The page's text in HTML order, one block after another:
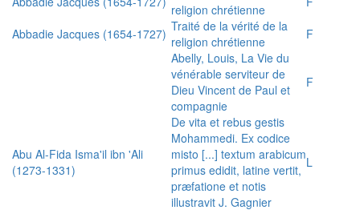
religion chrétienne
Abbadie Jacques (1654-1727) Traité de la vérité de la
religion chrétienne
F
Abelly, Louis, La Vie du
vénérable serviteur de
Dieu Vincent de Paul et
compagnie
F
Abu Al-Fida Isma'il ibn 'Ali
(1273-1331)
De vita et rebus gestis
Mohammedi. Ex codice
misto [...] textum arabicum
primus edidit, latine vertit,
præfatione et notis
illustravit J. Gagnier
L